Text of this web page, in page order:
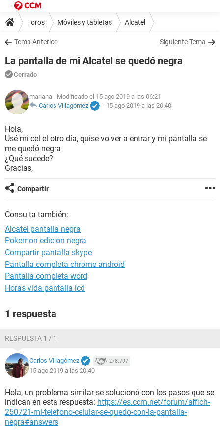
Foros Móviles y tabletas Alcatel
Tema Anterior Siguiente Tema
La pantalla de mi Alcatel se quedó negra
Cerrado
mariana - Modificado el 15 ago 2019 a las 06:21
Carlos Villagómez
- 15 ago 2019 a las 20:40
Hola,
Usé mi cel el otro día, quise volver a entrar y mi pantalla se
me quedó negra
¿Qué sucede?
Gracias,
Compartir
Consulta también:
Alcatel pantalla negra
Pokemon edicion negra
Compartir pantalla skype
Pantalla completa chrome android
Pantalla completa word
Horas vida pantalla lcd
1 respuesta
RESPUESTA 1 / 1
Carlos Villagómez 278.797
15 ago 2019 a las 20:40
Hola, un problema similar se solucionó con los pasos que se
indican en esta respuesta: https://es.ccm.net/forum/affich-
250721-mi-telefono-celular-se-quedo-con-la-pantalla-
negra#answers